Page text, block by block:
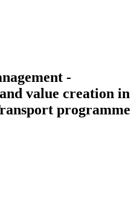
-
value creation in
programme